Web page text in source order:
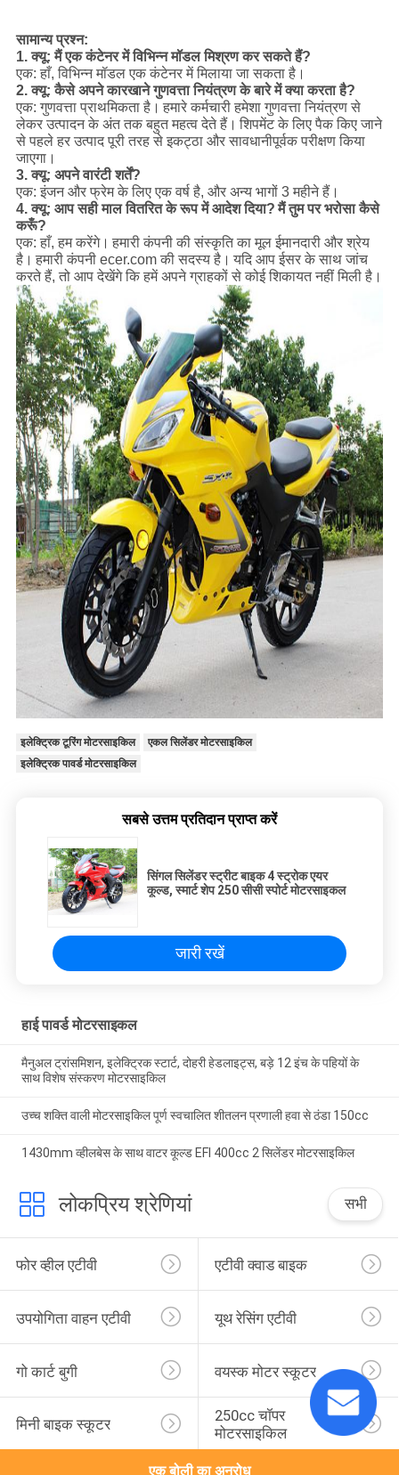
सामान्य प्रश्न:
1. क्यू: मैं एक कंटेनर में विभिन्न मॉडल मिश्रण कर सकते हैं?
एक: हाँ, विभिन्न मॉडल एक कंटेनर में मिलाया जा सकता है।
2. क्यू: कैसे अपने कारखाने गुणवत्ता नियंत्रण के बारे में क्या करता है?
एक: गुणवत्ता प्राथमिकता है। हमारे कर्मचारी हमेशा गुणवत्ता नियंत्रण से
लेकर उत्पादन के अंत तक बहुत महत्व देते हैं। शिपमेंट के लिए पैक किए जाने
से पहले हर उत्पाद पूरी तरह से इकट्ठा और सावधानीपूर्वक परीक्षण किया
जाएगा।
3. क्यू: अपने वारंटी शर्तें?
एक: इंजन और फ्रेम के लिए एक वर्ष है, और अन्य भागों 3 महीने हैं।
4. क्यू: आप सही माल वितरित के रूप में आदेश दिया? मैं तुम पर भरोसा कैसे
करूँ?
एक: हाँ, हम करेंगे। हमारी कंपनी की संस्कृति का मूल ईमानदारी और श्रेय
है। हमारी कंपनी ecer.com की सदस्य है। यदि आप ईसर के साथ जांच
करते हैं, तो आप देखेंगे कि हमें अपने ग्राहकों से कोई शिकायत नहीं मिली है।
इलेक्ट्रिक टूरिंग मोटरसाइकिल
एकल सिलेंडर मोटरसाइकिल
इलेक्ट्रिक पावर्ड मोटरसाइकिल
सबसे उत्तम प्रतिदान प्राप्त करें
सिंगल सिलेंडर स्ट्रीट बाइक 4 स्ट्रोक एयर
कूल्ड, स्मार्ट शेप 250 सीसी स्पोर्ट मोटरसाइकल
जारी रखें
हाई पावर्ड मोटरसाइकल
मैनुअल ट्रांसमिशन, इलेक्ट्रिक स्टार्ट, दोहरी हेडलाइट्स, बड़े 12 इंच के पहियों के
साथ विशेष संस्करण मोटरसाइकिल
उच्च शक्ति वाली मोटरसाइकिल पूर्ण स्वचालित शीतलन प्रणाली हवा से ठंडा 150cc
1430mm व्हीलबेस के साथ वाटर कूल्ड EFI 400cc 2 सिलेंडर मोटरसाइकिल
लोकप्रिय श्रेणियां सभी
फोर व्हील एटीवी एटीवी क्वाड बाइक
उपयोगिता वाहन एटीवी यूथ रेसिंग एटीवी
गो कार्ट बुगी वयस्क मोटर स्कूटर
मिनी बाइक स्कूटर
250cc चॉपर
मोटरसाइकिल
एक बोली का अनुरोध